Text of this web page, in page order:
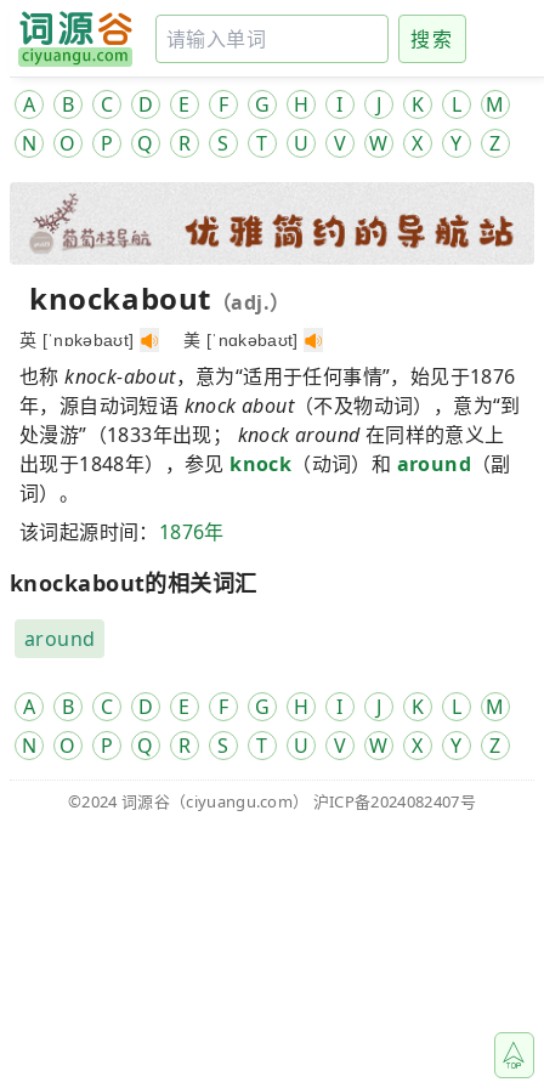
搜索
A B C D E F G H I J K L
M
N
O P Q R S T U V W X Y Z
knockabout （adj.）
英 [ˈnɒkəbaʊt] 美 [ˈnɑkəbaʊt]
也称knock-about，意为“适用于任何事情”，始见于1876
年，源自动词短语 knock about（不及物动词），意为“到
处漫游”（1833年出现； knock around在同样的意义上
出现于1848年），参见 knock （动词）和 around （副
词）。
该词起源时间： 1876年
knockabout的相关词汇
around
A B C D E F G H I J K L
M
N
O P Q R S T U V W X Y Z
©2024 词源谷 （ciyuangu.com） 沪ICP备2024082407号